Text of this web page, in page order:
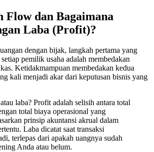
Flow dan Bagaimana
Laba (Profit)?
dengan bijak, langkah pertama yang
pemilik usaha adalah membedakan
Ketidakmampuan membedakan kedua
kali menjadi akar dari keputusan bisnis yang
laba? Profit adalah selisih antara total
total biaya operasional yang
prinsip akuntansi akrual dalam
Laba dicatat saat transaksi
terlepas dari apakah uangnya sudah
Anda atau belum.